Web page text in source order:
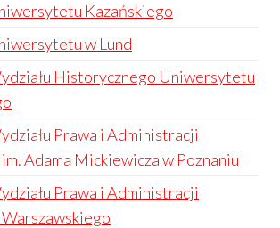
Kazańskiego
w Lund
Historycznego Uniwersytetu
Prawa i Administracji
Adama Mickiewicza w Poznaniu
Prawa i Administracji